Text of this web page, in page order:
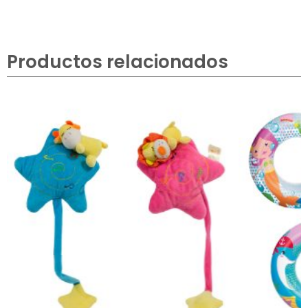
Productos relacionados